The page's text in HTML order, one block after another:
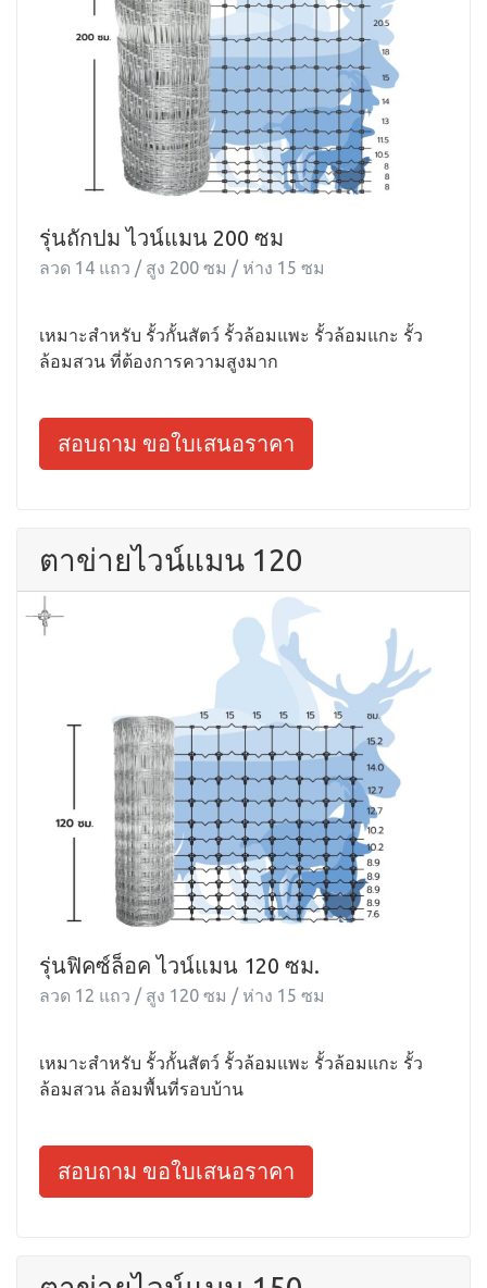
รุ่นถักปม ไวน์แมน 200 ซม
ลวด 14 แถว / สูง 200 ซม / ห่าง 15 ซม
เหมาะสำหรับ รั้วกั้นสัตว์ รั้วล้อมแพะ รั้วล้อมแกะ รั้ว
ล้อมสวน ที่ต้องการความสูงมาก
สอบถาม ขอใบเสนอราคา
ตาข่ายไวน์แมน 120
รุ่นฟิคซ์ล็อค ไวน์แมน 120 ซม.
ลวด 12 แถว / สูง 120 ซม / ห่าง 15 ซม
เหมาะสำหรับ รั้วกั้นสัตว์ รั้วล้อมแพะ รั้วล้อมแกะ รั้ว
ล้อมสวน ล้อมพื้นที่รอบบ้าน
สอบถาม ขอใบเสนอราคา